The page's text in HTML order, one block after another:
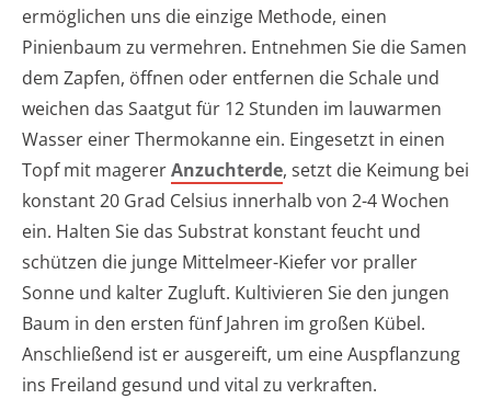
ermöglichen uns die einzige Methode, einen
Pinienbaum zu vermehren. Entnehmen Sie die Samen
dem Zapfen, öffnen oder entfernen die Schale und
weichen das Saatgut für 12 Stunden im lauwarmen
Wasser einer Thermokanne ein. Eingesetzt in einen
Topf mit magererAnzuchterde, setzt die Keimung bei
konstant 20 Grad Celsius innerhalb von 2-4 Wochen
ein. Halten Sie das Substrat konstant feucht und
schützen die junge Mittelmeer-Kiefer vor praller
Sonne und kalter Zugluft. Kultivieren Sie den jungen
Baum in den ersten fünf Jahren im großen Kübel.
Anschließend ist er ausgereift, um eine Auspflanzung
ins Freiland gesund und vital zu verkraften.